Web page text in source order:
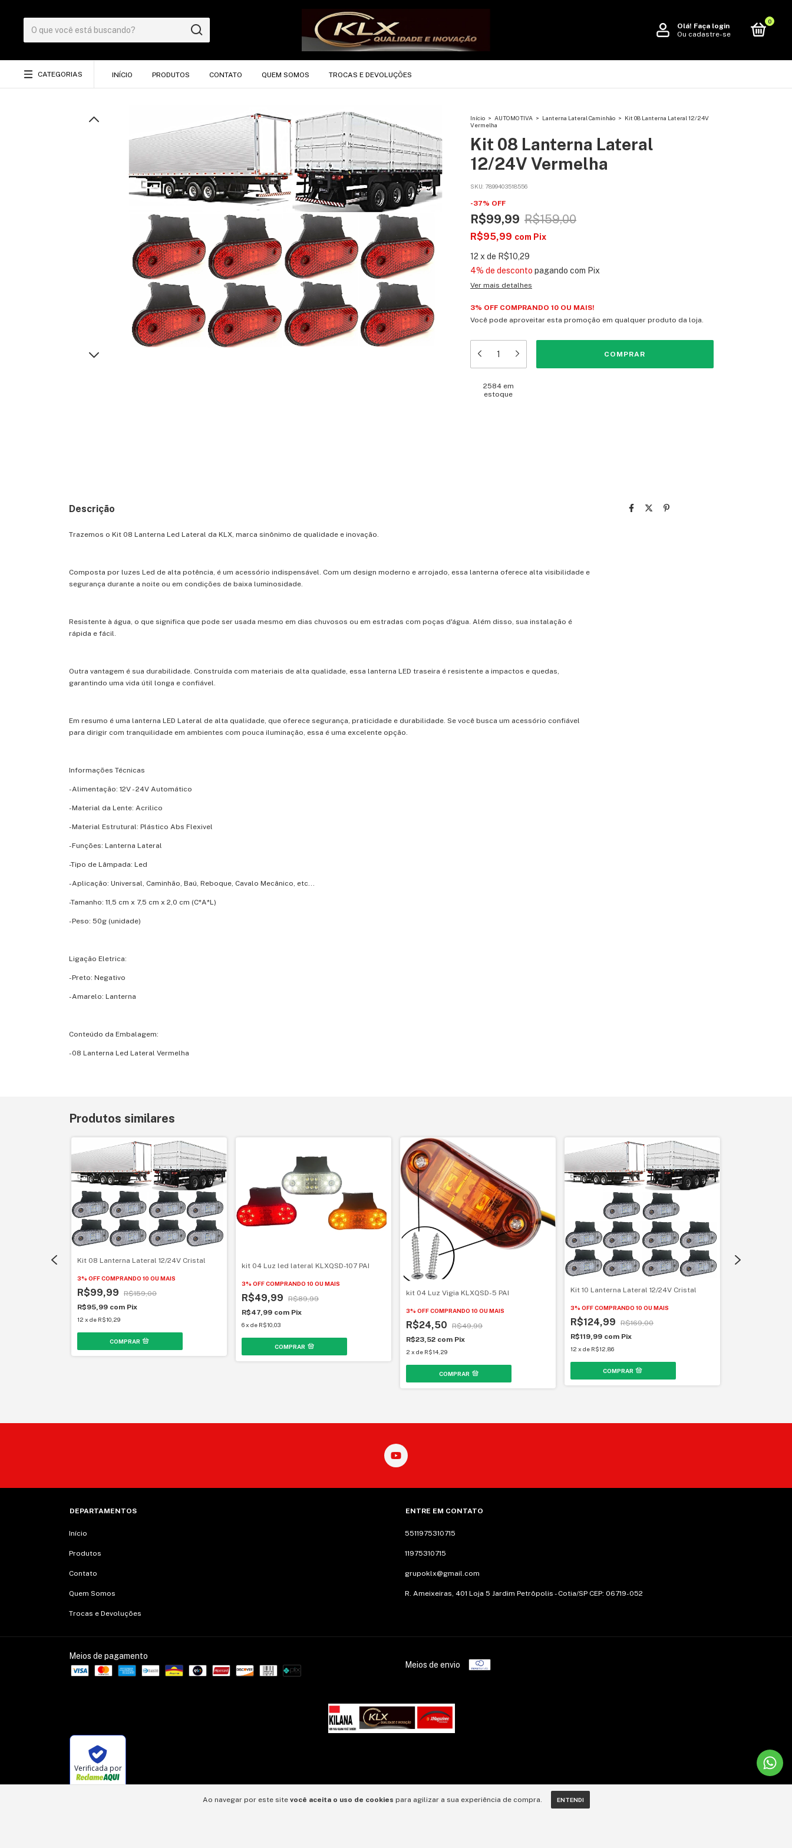
Olá! Faça login
Ou cadastre-se
0
CATEGORIAS INÍCIO PRODUTOS CONTATO QUEM SOMOS TROCAS E DEVOLUÇÕES
Ao navegar por este site você aceita o uso de cookies para agilizar a sua experiência de compra. ENTENDI
Início > AUTOMOTIVA > Lanterna Lateral Caminhão > Kit 08 Lanterna Lateral 12/24V
Vermelha
Kit 08 Lanterna Lateral
12/24V Vermelha
SKU: 7899403518556
-37% OFF
R$99,99 R$159,00
R$95,99 com Pix
12 x de R$10,29
4% de desconto pagando com Pix
Ver mais detalhes
3% OFF COMPRANDO 10 OU MAIS!
Você pode aproveitar esta promoção em qualquer produto da loja.
2584em
estoque
Descrição
Trazemos o Kit 08 Lanterna Led Lateral da KLX, marca sinônimo de qualidade e inovação.
Composta por luzes Led de alta potência, é um acessório indispensável. Com um design moderno e arrojado, essa lanterna oferece alta visibilidade e
segurança durante a noite ou em condições de baixa luminosidade.
Resistente à água, o que significa que pode ser usada mesmo em dias chuvosos ou em estradas com poças d'água. Além disso, sua instalação é
rápida e fácil.
Outra vantagem é sua durabilidade. Construída com materiais de alta qualidade, essa lanterna LED traseira é resistente a impactos e quedas,
garantindo uma vida útil longa e confiável.
Em resumo é uma lanterna LED Lateral de alta qualidade, que oferece segurança, praticidade e durabilidade. Se você busca um acessório confiável
para dirigir com tranquilidade em ambientes com pouca iluminação, essa é uma excelente opção.
Informações Técnicas
-Alimentação: 12V - 24V Automático
-Material da Lente: Acrilico
-Material Estrutural: Plástico Abs Flexivel
-Funções: Lanterna Lateral
-Tipo de Lâmpada: Led
-Aplicação: Universal, Caminhão, Baú, Reboque, Cavalo Mecânico, etc...
-Tamanho: 11,5 cm x 7,5 cm x 2,0 cm (C*A*L)
-Peso: 50g (unidade)
Ligação Eletrica:
-Preto: Negativo
-Amarelo: Lanterna
Conteúdo da Embalagem:
-08 Lanterna Led Lateral Vermelha
Produtos similares
Kit 08 Lanterna Lateral 12/24V Cristal
3% OFFCOMPRANDO 10 OU MAIS
R$99,99
R$159,00
R$95,99 com Pix
12 x de R$10,29
kit 04 Luz led lateral KLXQSD-107 PAI
3% OFFCOMPRANDO 10 OU MAIS
R$49,99
R$89,99
R$47,99 com Pix
6x de R$10,03
COMPRAR
kit 04 Luz Vigia KLXQSD-5 PAI
3% OFFCOMPRANDO 10 OU MAIS
R$24,50
R$49,99
R$23,52 com Pix
2 x de R$14,29
COMPRAR
Kit 10 Lanterna Lateral 12/24V Cristal
3% OFFCOMPRANDO 10 OU MAIS
R$124,99
R$169,00
R$119,99 com Pix
12 x de R$12,86
3% OFF
DEPARTAMENTOS
Início
Produtos
Contato
Quem Somos
Trocas e Devoluções
ENTRE EM CONTATO
5511975310715
11975310715
grupoklx@gmail.com
R. Ameixeiras, 401 Loja 5 Jardim Petrôpolis - Cotia/SP CEP: 06719-052
Meios de pagamento
Meios de envio
Verificada por